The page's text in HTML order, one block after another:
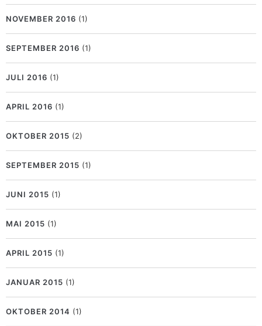
NOVEMBER 2016 (1)
SEPTEMBER 2016 (1)
JULI 2016 (1)
APRIL 2016 (1)
OKTOBER 2015 (2)
SEPTEMBER 2015 (1)
JUNI 2015 (1)
MAI 2015 (1)
APRIL 2015 (1)
JANUAR 2015 (1)
OKTOBER 2014 (1)